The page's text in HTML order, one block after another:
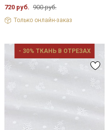
720 руб. 900 руб.
Только онлайн-заказ
- 30% ТКАНЬ В ОТРЕЗАХ